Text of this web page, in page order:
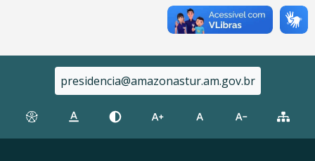
presidencia@amazonastur.am.gov.br